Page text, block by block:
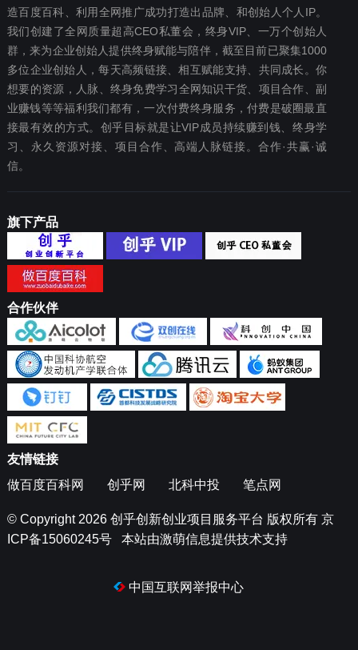
造百度百科、利用全网推广成功打造出品牌、和创始人个人IP。
我们创建了全网质量超高CEO私董会，终身VIP、一万个创始人
群，来为企业创始人提供终身赋能与陪伴，截至目前已聚集1000
多位企业创始人，每天高频链接、相互赋能支持、共同成长。你
想要‬的资源，人脉、终身免费学习全网知识干货、项目合作、副
业赚钱等等福利我们都‬有，一次付费终‬身服务，付费是破圈最‬直
接最有效‬的方式。创乎目标就是让VIP成员持续赚到钱、终身学
习、永久资源对接、项目合作、高端人脉链接。合作·共赢·诚
信。
旗下产品
合作伙伴
友情链接
做百度百科网
创乎网 北科中投 笔点网
© Copyright 2026 创乎创新创业项目服务平台 版权所有 京
ICP备15060245号本站由激萌信息提供技术支持
中国互联网举报中心